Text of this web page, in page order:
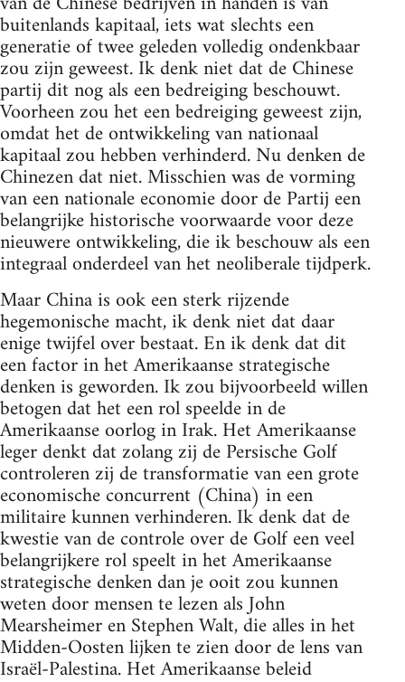
buitenlands kapitaal, iets wat slechts een
generatie of twee geleden volledig ondenkbaar
zou zijn geweest. Ik denk niet dat de Chinese
partij dit nog als een bedreiging beschouwt.
Voorheen zou het een bedreiging geweest zijn,
omdat het de ontwikkeling van nationaal
kapitaal zou hebben verhinderd. Nu denken de
Chinezen dat niet. Misschien was de vorming
van een nationale economie door de Partij een
belangrijke historische voorwaarde voor deze
nieuwere ontwikkeling, die ik beschouw als een
integraal onderdeel van het neoliberale tijdperk.
Maar China is ook een sterk rijzende
hegemonische macht, ik denk niet dat daar
enige twijfel over bestaat. En ik denk dat dit
een factor in het Amerikaanse strategische
denken is geworden. Ik zou bijvoorbeeld willen
betogen dat het een rol speelde in de
Amerikaanse oorlog in Irak. Het Amerikaanse
leger denkt dat zolang zij de Persische Golf
controleren zij de transformatie van een grote
economische concurrent (China) in een
militaire kunnen verhinderen. Ik denk dat de
kwestie van de controle over de Golf een veel
belangrijkere rol speelt in het Amerikaanse
strategische denken dan je ooit zou kunnen
weten door mensen te lezen als John
Mearsheimer en Stephen Walt, die alles in het
Midden-Oosten lijken te zien door de lens van
Israël-Palestina. Het Amerikaanse beleid